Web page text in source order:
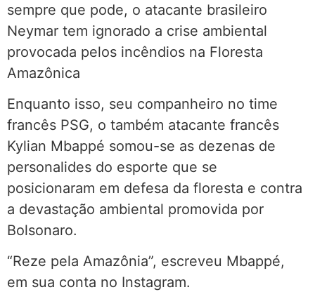
sempre que pode, o atacante brasileiro
Neymar tem ignorado a crise ambiental
provocada pelos incêndios na Floresta
Amazônica
Enquanto isso, seu companheiro no time
francês PSG, o também atacante francês
Kylian Mbappé somou-se as dezenas de
personalides do esporte que se
posicionaram em defesa da floresta e contra
a devastação ambiental promovida por
Bolsonaro.
“Reze pela Amazônia”, escreveu Mbappé,
em sua conta no Instagram.